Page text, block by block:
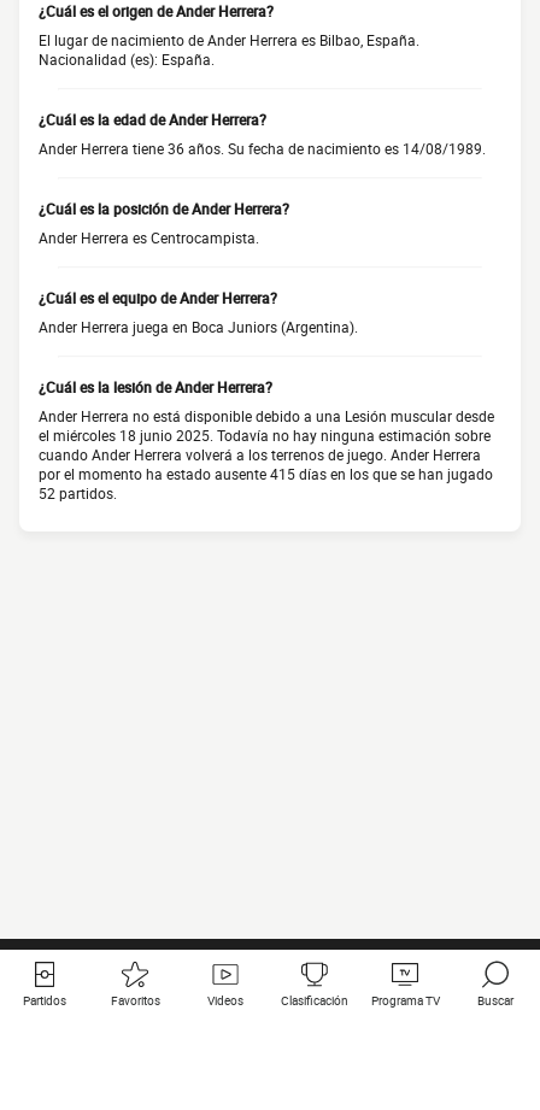
¿Cuál es el origen de Ander Herrera?
El lugar de nacimiento de Ander Herrera es Bilbao, España.
Nacionalidad (es): España.
¿Cuál es la edad de Ander Herrera?
Ander Herrera tiene 36 años. Su fecha de nacimiento es 14/08/1989.
¿Cuál es la posición de Ander Herrera?
Ander Herrera es Centrocampista.
¿Cuál es el equipo de Ander Herrera?
Ander Herrera juega en Boca Juniors (Argentina).
¿Cuál es la lesión de Ander Herrera?
Ander Herrera no está disponible debido a una Lesión muscular desde
el miércoles 18 junio 2025. Todavía no hay ninguna estimación sobre
cuando Ander Herrera volverá a los terrenos de juego. Ander Herrera
por el momento ha estado ausente 415 días en los que se han jugado
52 partidos.
Partidos Favoritos Videos Clasificación Programa TV Buscar